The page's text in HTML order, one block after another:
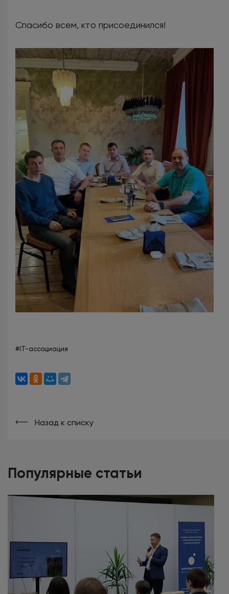
Спасибо всем, кто присоединился!
#IT-ассоциация
Назад к списку
Популярные статьи